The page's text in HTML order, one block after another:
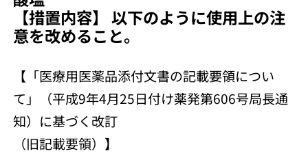
【措置内容】 以下のように使用上の注
意を改めること。
【「医療用医薬品添付文書の記載要領につい
て」（平成9年4月25日付け薬発第606号局長通
知）に基づく改訂
（旧記載要領）】